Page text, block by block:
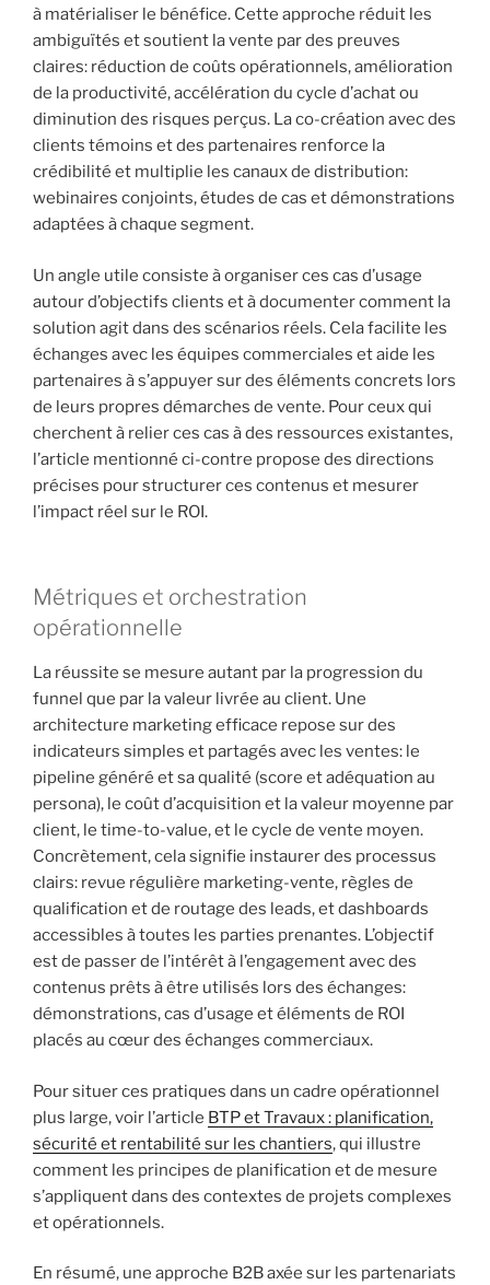
à matérialiser le bénéfice. Cette approche réduit les
ambiguïtés et soutient la vente par des preuves
claires: réduction de coûts opérationnels, amélioration
de la productivité, accélération du cycle d’achat ou
diminution des risques perçus. La co-création avec des
clients témoins et des partenaires renforce la
crédibilité et multiplie les canaux de distribution:
webinaires conjoints, études de cas et démonstrations
adaptées à chaque segment.
Un angle utile consiste à organiser ces cas d’usage
autour d’objectifs clients et à documenter comment la
solution agit dans des scénarios réels. Cela facilite les
échanges avec les équipes commerciales et aide les
partenaires à s’appuyer sur des éléments concrets lors
de leurs propres démarches de vente. Pour ceux qui
cherchent à relier ces cas à des ressources existantes,
l’article mentionné ci-contre propose des directions
précises pour structurer ces contenus et mesurer
l’impact réel sur le ROI.
Métriques et orchestration
opérationnelle
La réussite se mesure autant par la progression du
funnel que par la valeur livrée au client. Une
architecture marketing efficace repose sur des
indicateurs simples et partagés avec les ventes: le
pipeline généré et sa qualité (score et adéquation au
persona), le coût d’acquisition et la valeur moyenne par
client, le time-to-value, et le cycle de vente moyen.
Concrètement, cela signifie instaurer des processus
clairs: revue régulière marketing-vente, règles de
qualification et de routage des leads, et dashboards
accessibles à toutes les parties prenantes. L’objectif
est de passer de l’intérêt à l’engagement avec des
contenus prêts à être utilisés lors des échanges:
démonstrations, cas d’usage et éléments de ROI
placés au cœur des échanges commerciaux.
Pour situer ces pratiques dans un cadre opérationnel
plus large, voir l’article BTP et Travaux : planification,
sécurité et rentabilité sur les chantiers, qui illustre
comment les principes de planification et de mesure
s’appliquent dans des contextes de projets complexes
et opérationnels.
En résumé, une approche B2B axée sur les partenariats